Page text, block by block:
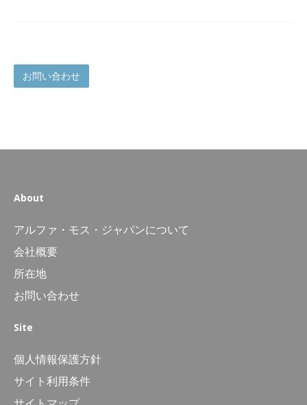
お問い合わせ
About
アルファ・モス・ジャパンについて
会社概要
所在地
お問い合わせ
Site
個人情報保護方針
サイト利用条件